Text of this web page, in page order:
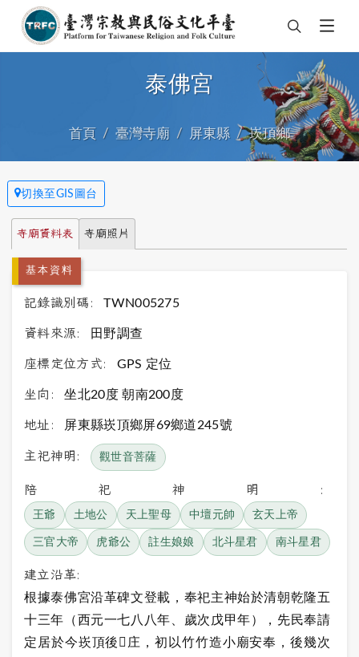
泰佛宮
首頁 臺灣寺廟 屏東縣 崁頂鄉
切換至GIS圖台
寺廟資料表 寺廟照片
基本資料
記錄識別碼: TWN005275
資料來源: 田野調查
座標定位方式: GPS 定位
坐向: 坐北20度 朝南200度
地址: 屏東縣崁頂鄉屏69鄉道245號
主祀神明: 觀世音菩薩
陪祀神明:
王爺 土地公 天上聖母 中壇元帥 玄天上帝
三官大帝 虎爺公 註生娘娘 北斗星君 南斗星君
建立沿革:
根據泰佛宮沿革碑文登載，奉祀主神始於清朝乾隆五
十三年（西元一七八八年、歲次戊甲年），先民奉請
定居於今崁頂後庄，初以竹竹造小廟安奉，後幾次